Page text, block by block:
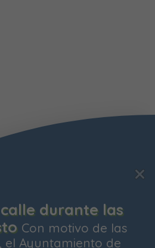
durante las
Con motivo de las
el Ayuntamiento de